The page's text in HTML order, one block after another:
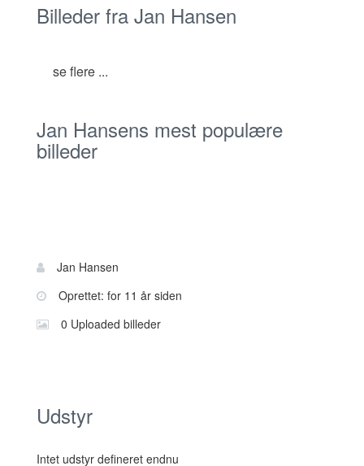
Billeder fra Jan Hansen
se flere ...
Jan Hansens mest populære
billeder
Bruger
information
Navn:
Jan Hansen
Oprettet: for 11 år siden
0 Uploaded billeder
Udstyr
Intet udstyr defineret endnu